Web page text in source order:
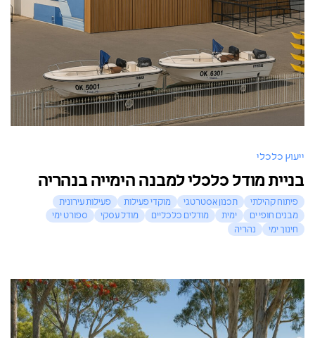
ייעוץ כלכלי
בניית מודל כלכלי למבנה הימייה בנהריה
פיתוח קהילתי תכנון אסטרטגי מוקדי פעילות
פעילות עירונית
מבנים חופי ים
ימית מודלים כלכליים מודל עסקי
ספורט ימי
חינוך ימי
נהריה